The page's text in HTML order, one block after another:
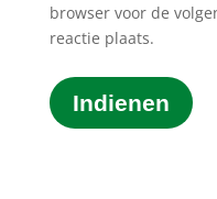
browser voor de
reactie plaats.
Indienen